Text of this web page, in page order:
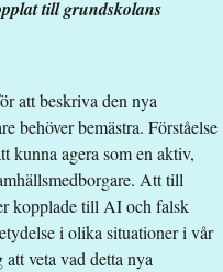
till grundskolans
att beskriva den nya
behöver bemästra. Förståelse
kunna agera som en aktiv,
Att till
kopplade till AI och falsk
i olika situationer i vår
veta vad detta nya